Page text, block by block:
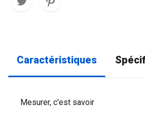
Caractéristiques
Mesurer, c'est savoir